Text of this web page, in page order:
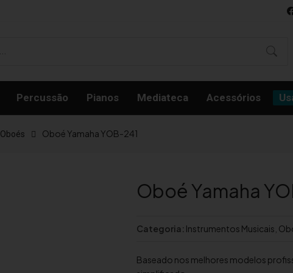
Percussão Pianos Mediateca Acessórios
Oboés Oboé Yamaha YOB-241
Oboé Yamaha
Categoria: Instrumentos Musicais
Baseado nos melhores modelos